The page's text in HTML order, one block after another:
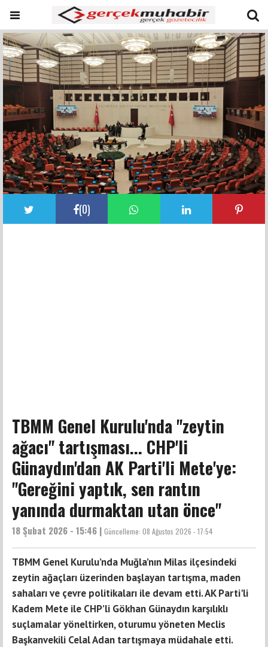
(0)
TBMM Genel Kurulu'nda "zeytin
ağacı" tartışması... CHP'li
Günaydın'dan AK Parti'li Mete'ye:
"Gereğini yaptık, sen rantın
yanında durmaktan utan önce"
18 Şubat 2026 - 15:46 | Güncelleme: 08 Ağustos 2026 - 17:54
TBMM Genel Kurulu’nda Muğla’nın Milas ilçesindeki
zeytin ağaçları üzerinden başlayan tartışma, maden
sahaları ve çevre politikaları ile devam etti. AK Parti'li
Kadem Mete ile CHP’li Gökhan Günaydın karşılıklı
suçlamalar yöneltirken, oturumu yöneten Meclis
Başkanvekili Celal Adan tartışmaya müdahale etti.